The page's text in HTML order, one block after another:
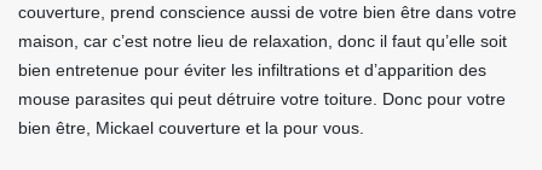
couverture, prend conscience aussi de votre bien être dans votre
maison, car c’est notre lieu de relaxation, donc il faut qu’elle soit
bien entretenue pour éviter les infiltrations et d’apparition des
mouse parasites qui peut détruire votre toiture. Donc pour votre
bien être, Mickael couverture et la pour vous.